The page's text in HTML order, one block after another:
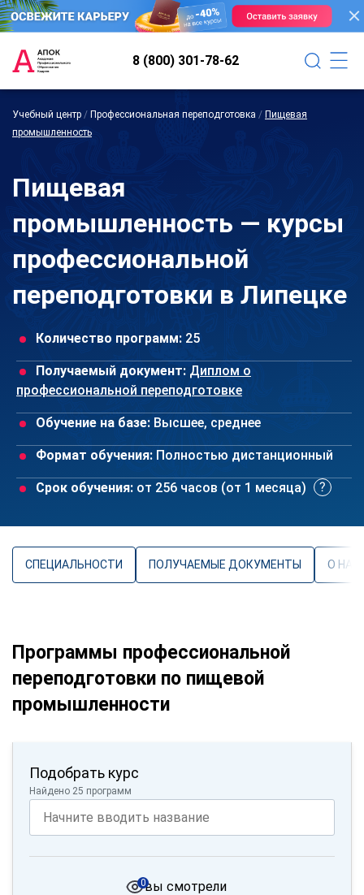
8 (800) 301-78-62
Учебный центр / Профессиональная переподготовка / Пищевая
промышленность
Пищевая
промышленность — курсы
профессиональной
переподготовки в Липецке
Количество программ: 25
Получаемый документ: Диплом о
профессиональной переподготовке
Обучение на базе: Высшее, среднее
Формат обучения: Полностью дистанционный
Срок обучения: от 256 часов (от 1 месяца)
СПЕЦИАЛЬНОСТИ ПОЛУЧАЕМЫЕ ДОКУМЕНТЫ О
Программы профессиональной
переподготовки по пищевой
промышленности
Подобрать курс
Найдено 25 программ
вы смотрели
0